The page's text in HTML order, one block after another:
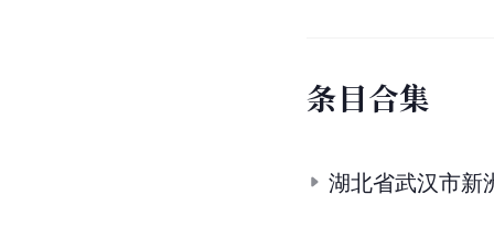
条目合集
湖北省武汉市新